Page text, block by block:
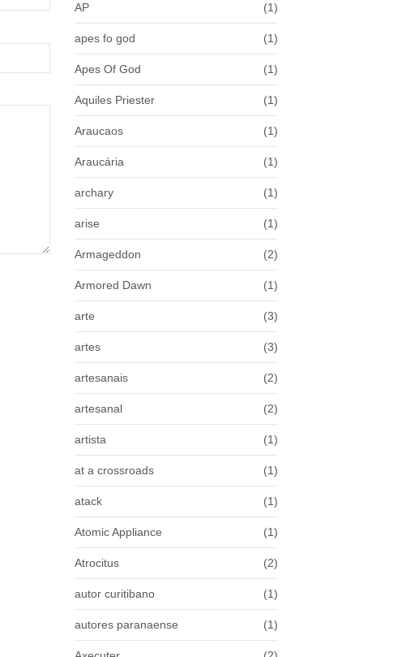
AP (1)
apes fo god (1)
Apes Of God (1)
Aquiles Priester (1)
Araucaos (1)
Araucária (1)
archary (1)
arise (1)
Armageddon (2)
Armored Dawn (1)
arte (3)
artes (3)
artesanais (2)
artesanal (2)
artista (1)
at a crossroads (1)
atack (1)
Atomic Appliance (1)
Atrocitus (2)
autor curitibano (1)
autores paranaense (1)